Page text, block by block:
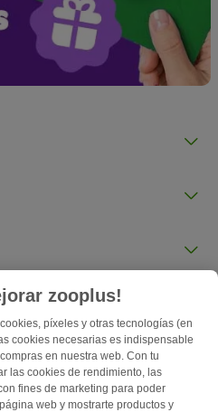
zooplus!
píxeles y otras tecnologías (en
cookies necesarias es indispensable
en nuestra web. Con tu
las cookies de rendimiento, las
fines de marketing para poder
web y mostrarte productos y